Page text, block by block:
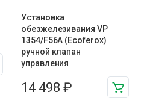
Установка
обезжелезивания VP
1354/F56A (Ecoferox)
ручной клапан
управления
14 498 ₽